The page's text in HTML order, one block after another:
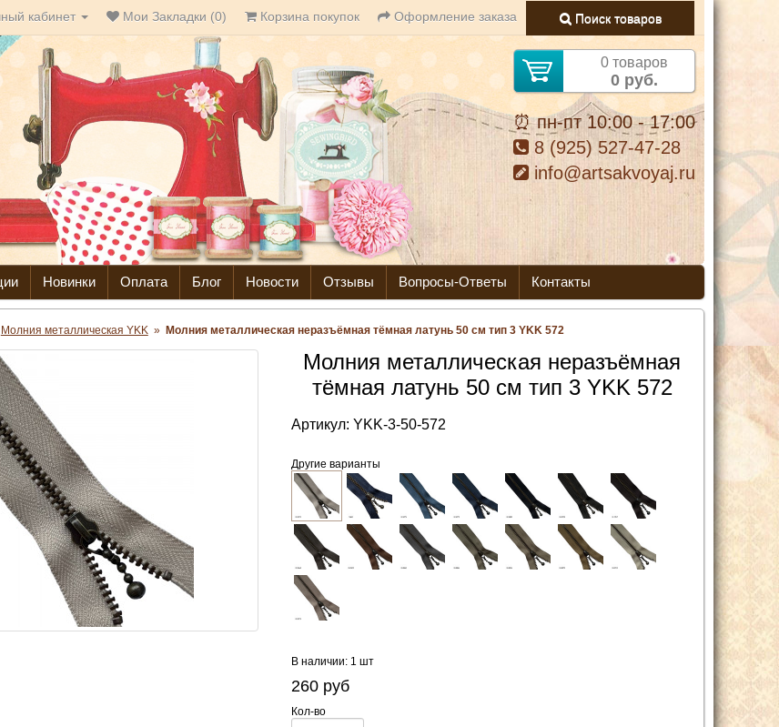
кабинет Мои Закладки (0) Корзина покупок Оформление заказа Поиск товаров
0 товаров
0 руб.
⏰ пн-пт 10:00 - 17:00
8 (925) 527-47-28
info@artsakvoyaj.ru
Новинки Оплата Блог Новости Отзывы Вопросы-Ответы Контакты
Молния металлическая YKK » Молния металлическая неразъёмная тёмная латунь 50 см тип 3 YKK 572
Молния металлическая неразъёмная
тёмная латунь 50 см тип 3 YKK 572
Артикул:YKK-3-50-572
Другие варианты
В наличии: 1 шт
260 руб
Кол-во